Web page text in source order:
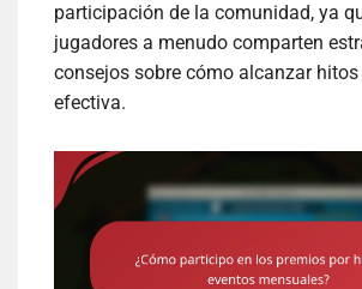
participación de la comunidad, ya
jugadores a menudo comparten
consejos sobre cómo alcanzar hitos
efectiva.